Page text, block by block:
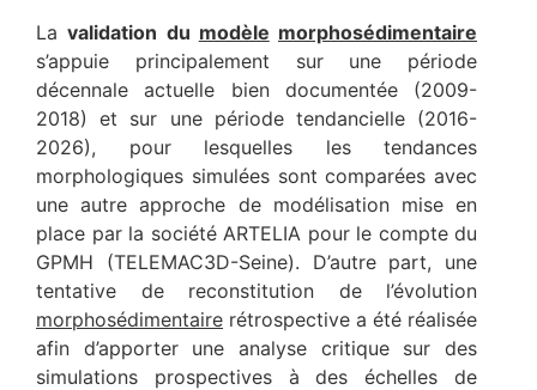
Lavalidation du modèle morphosédimentaire
s’appuie principalement sur une période
décennale actuelle bien documentée (2009-
2018) et sur une période tendancielle (2016-
2026), pour lesquelles les tendances
morphologiques simulées sont comparées avec
une autre approche de modélisation mise en
place par la société ARTELIA pour le compte du
GPMH (TELEMAC3D-Seine). D’autre part, une
tentative de reconstitution de l’évolution
morphosédimentaire rétrospective a été réalisée
afin d’apporter une analyse critique sur des
simulations prospectives à des échelles de